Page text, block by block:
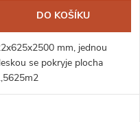
DO KOŠÍKU
mm, jednou
se pokryje plocha